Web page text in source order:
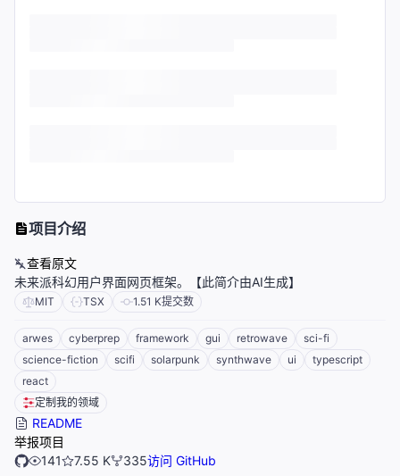
项目介绍
查看原文
未来派科幻用户界面网页框架。【此简介由AI生成】
MIT TSX 1.51 K提交数
arwes cyberprep framework gui retrowave
sci-fi
science-fiction
scifi solarpunk synthwave ui
typescript
react
定制我的领域
README
举报项目
141
7.55 K 335访问 GitHub